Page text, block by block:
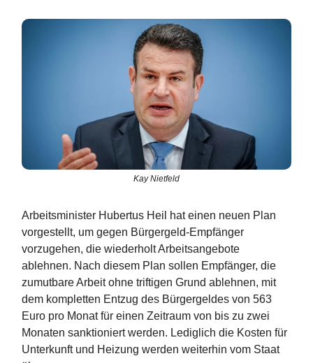
Kay Nietfeld
Arbeitsminister Hubertus Heil hat einen neuen Plan
vorgestellt, um gegen Bürgergeld-Empfänger
vorzugehen, die wiederholt Arbeitsangebote
ablehnen. Nach diesem Plan sollen Empfänger, die
zumutbare Arbeit ohne triftigen Grund ablehnen, mit
dem kompletten Entzug des Bürgergeldes von 563
Euro pro Monat für einen Zeitraum von bis zu zwei
Monaten sanktioniert werden. Lediglich die Kosten für
Unterkunft und Heizung werden weiterhin vom Staat